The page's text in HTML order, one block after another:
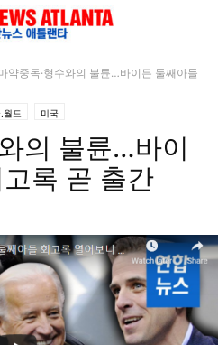
약중독·형수와의 불륜…바이든 둘째아들
월드 미국
의 불륜…바이
록 곧 출간